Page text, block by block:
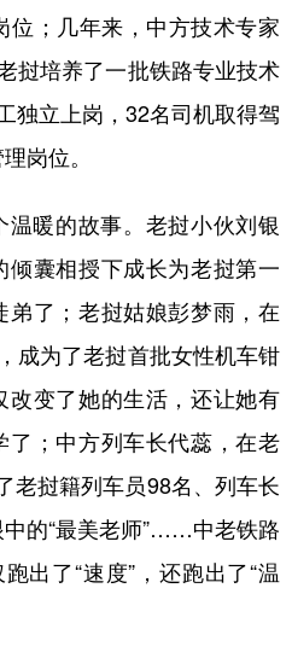
；几年来，中方技术专家
挝培养了一批铁路专业技术
独立上岗，32名司机取得驾
岗位。
暖的故事。老挝小伙刘银
囊相授下成长为老挝第一
了；老挝姑娘彭梦雨，在
成为了老挝首批女性机车钳
变了她的生活，还让她有
；中方列车长代蕊，在老
老挝籍列车员98名、列车长
的“最美老师”……中老铁路
出了“速度”，还跑出了“温